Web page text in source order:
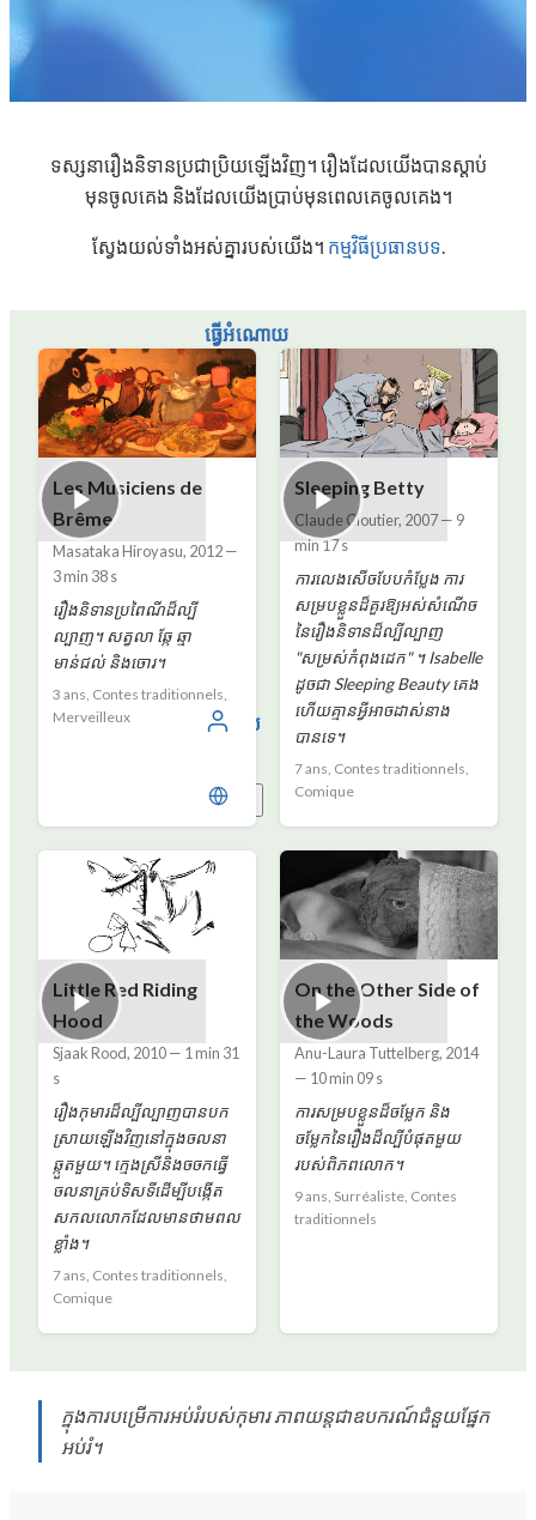
ធ្វើអំណោយ
ចូល
ខ្មែរ
ទស្សនារឿងនិទានប្រជាប្រិយឡើងវិញ។ រឿង​ដែល​យើង​បាន​ស្តាប់​
មុន​ចូល​គេង និង​ដែល​យើង​ប្រាប់​មុន​ពេល​គេ​ចូល​គេង។
ស្វែងយល់ទាំងអស់គ្នារបស់យើង។ កម្មវិធីប្រធានបទ.
Les Musiciens de
Brême
Masataka Hiroyasu, 2012—
3 min 38 s
រឿងនិទានប្រពៃណីដ៏ល្បី
ល្បាញ។ សត្វលា ឆ្កែ ឆ្មា
មាន់ជល់ និងចោរ។
3 ans, Contes traditionnels,
Merveilleux
Sleeping Betty
Claude Cloutier, 2007— 9
min 17 s
ការលេងសើចបែបកំប្លែង ការ
សម្របខ្លួនដ៏គួរឱ្យអស់សំណើច
នៃរឿងនិទានដ៏ល្បីល្បាញ
"សម្រស់កំពុងដេក" ។ Isabelle
ដូចជា Sleeping Beauty គេង
ហើយគ្មានអ្វីអាចដាស់នាង
បានទេ។
7 ans, Contes traditionnels,
Comique
Little Red Riding
Hood
Sjaak Rood, 2010— 1 min 31
s
រឿងកុមារដ៏ល្បីល្បាញបានបក
ស្រាយឡើងវិញនៅក្នុងចលនា
ឆ្កួតមួយ។ ក្មេង​ស្រី​និង​ចចក​ធ្វើ​
ចលនា​គ្រប់​ទិសទី​ដើម្បី​បង្កើត​
សកលលោក​ដែល​មាន​ថាមពល​
ខ្លាំង។
7 ans, Contes traditionnels,
Comique
On the Other Side of
the Woods
Anu-Laura Tuttelberg, 2014
— 10 min 09 s
ការ​សម្រប​ខ្លួន​ដ៏​ចម្លែក និង​
ចម្លែក​នៃ​រឿង​ដ៏​ល្បី​បំផុត​មួយ​
របស់​ពិភពលោក។
9 ans, Surréaliste, Contes
traditionnels
ក្នុងការបម្រើការអប់រំរបស់កុមារ ភាពយន្តជាឧបករណ៍ជំនួយផ្នែក
អប់រំ។